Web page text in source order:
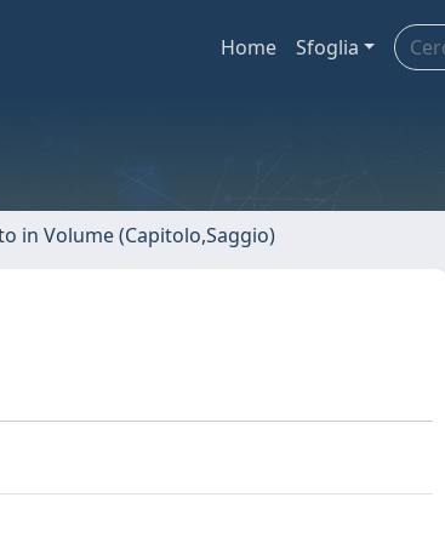
Home Sfoglia
in Volume (Capitolo,Saggio)